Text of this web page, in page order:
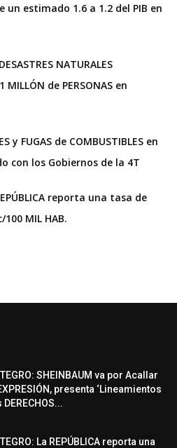
un estimado 1.6 a 1.2 del PIB en
NATURALES
MILLÓN de PERSONAS en
y FUGAS de COMBUSTIBLES en
con los Gobiernos de la 4T
reporta una tasa de
100 MIL HAB.
SHEINBAUM va por Acallar
presenta ‘Lineamientos
La REPÚBLICA reporta una